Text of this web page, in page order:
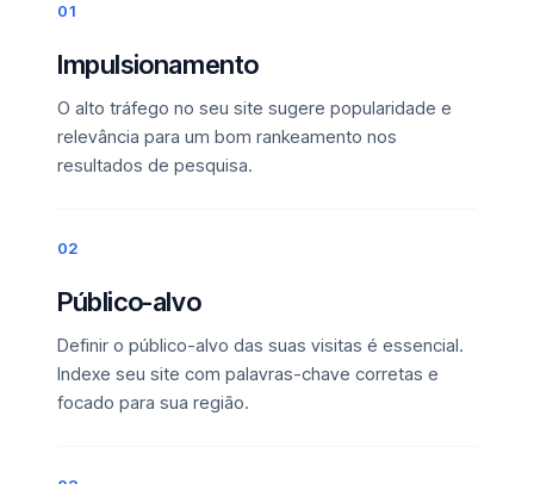
01
Impulsionamento
O alto tráfego no seu site sugere popularidade e
relevância para um bom rankeamento nos
resultados de pesquisa.
02
Público-alvo
Definir o público-alvo das suas visitas é essencial.
Indexe seu site com palavras-chave corretas e
focado para sua região.